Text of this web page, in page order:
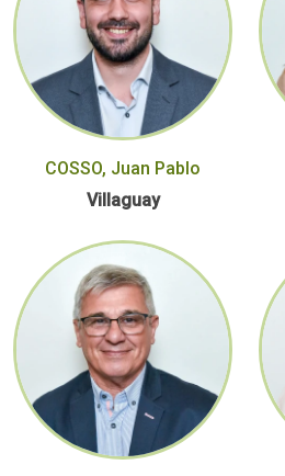
COSSO, Juan Pablo
Villaguay